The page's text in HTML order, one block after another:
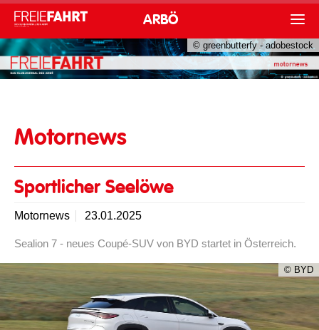
ARBÖ
© greenbutterfy - adobestock
Motornews
Sportlicher Seelöwe
Motornews 23.01.2025
Sealion 7 - neues Coupé-SUV von BYD startet in Österreich.
© BYD